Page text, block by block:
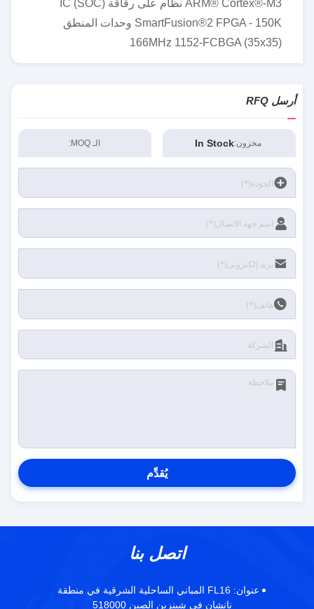
ARM® Cortex®-M3 نظام على رقاقة (SOC) IC
SmartFusion®2 FPGA - 150K وحدات المنطق
166MHz 1152-FCBGA (35x35)
أرسل RFQ
مخزون:In Stock الـ MOQ:
يُقدِّم
اتصل بنا
عنوان:
FL16 المباني الساحلية الشرقية في منطقة
نانشان في شينزين الصين 518000